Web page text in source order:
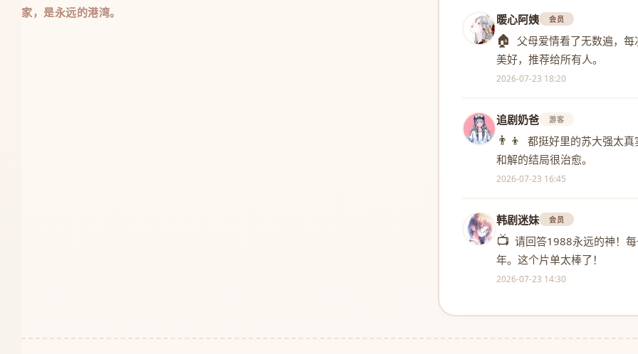
家，是永远的港湾。
暖心阿姨 会员
🏠
父母爱情看了无数遍，
美好，推荐给所有人。
2026-07-23 18:20
追剧奶爸 游客
👨‍👦
都挺好里的苏大强太
和解的结局很治愈。
2026-07-23 16:45
韩剧迷妹 会员
📺 请回答1988永远的神！
年。这个片单太棒了！
2026-07-23 14:30